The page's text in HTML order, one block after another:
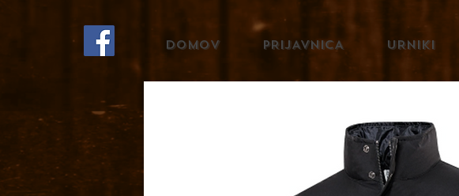
DOMOV PRIJAVNICA URNIKI